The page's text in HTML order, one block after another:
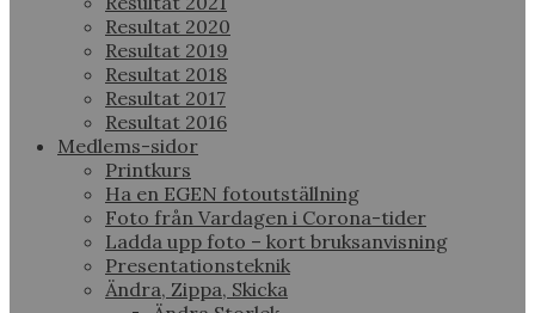
Resultat 2020
Resultat 2019
Resultat 2018
Resultat 2017
Resultat 2016
Medlems-sidor
Printkurs
Ha en EGEN fotoutställning
Foto från Vardagen i Corona-tider
Ladda upp foto – kort bruksanvisning
Presentationsteknik
Ändra, Zippa, Skicka